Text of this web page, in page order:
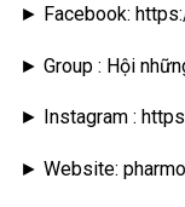
► Facebook:
► Group : Hội
► Instagram :
► Website: